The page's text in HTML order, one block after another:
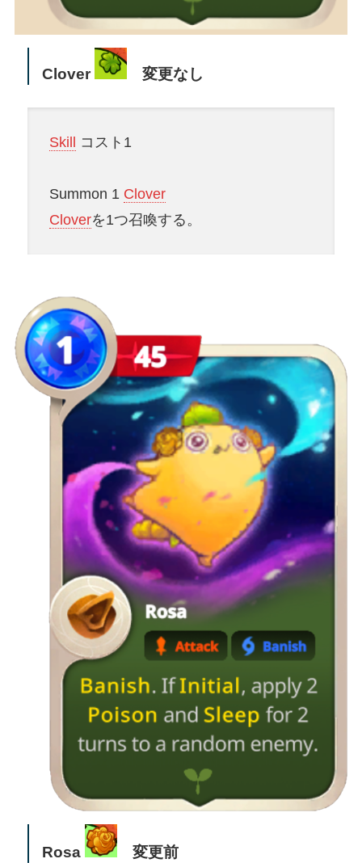
Clover 変更なし
Skill コスト1
Summon 1 Clover
Cloverを1つ召喚する。
Rosa 変更前